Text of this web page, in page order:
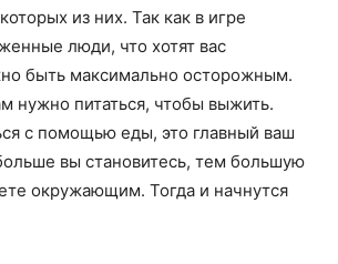
из них. Так как в игре
люди, что хотят вас
быть максимально осторожным.
нужно питаться, чтобы выжить.
с помощью еды, это главный ваш
вы становитесь, тем большую
окружающим. Тогда и начнутся